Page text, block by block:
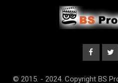
© 2015. - 2024. Copyright BS